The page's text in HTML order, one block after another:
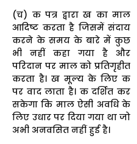
(च) क पत्र द्वारा ख का माल
आदिष्ट करता है जिसमें संदाय
करने के समय के बारे में कुछ
भी नहीं कहा गया है और
परिदान पर माल को प्रतिगृहीत
करता है। ख मूल्य के लिए क
पर वाद लाता है। क दर्शित कर
सकेगा कि माल ऐसी अवधि के
लिए उधार पर दिया गया था जो
अभी अनवसित नहीं हुई है।